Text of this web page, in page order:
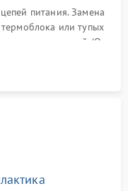
питания. Замена
или тупых
уплотнителей (O-
устранения